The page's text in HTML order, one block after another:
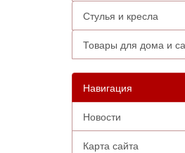
Стулья и кресла
Товары для дома и
Навигация
Новости
Карта сайта